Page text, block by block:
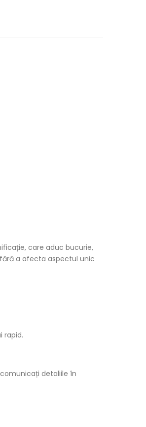
care aduc bucurie,
a afecta aspectul unic
rapid.
detaliile în